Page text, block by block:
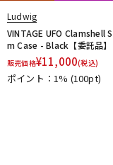
Ludwig
VINTAGE UFO Clamshell
m Case - Black【委託品】
販売価格¥11,000(税込)
ポイント：1% (100pt)